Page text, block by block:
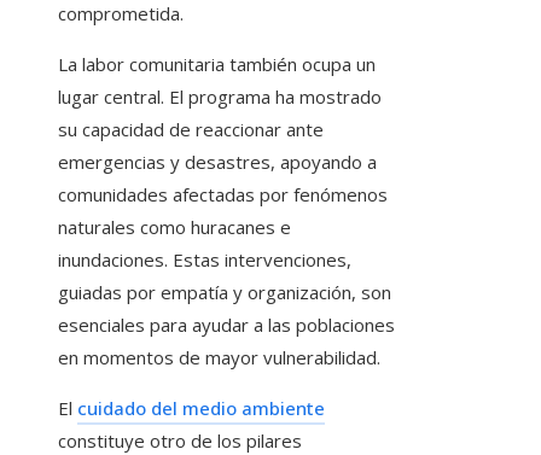
comprometida.
La labor comunitaria también ocupa un
lugar central. El programa ha mostrado
su capacidad de reaccionar ante
emergencias y desastres, apoyando a
comunidades afectadas por fenómenos
naturales como huracanes e
inundaciones. Estas intervenciones,
guiadas por empatía y organización, son
esenciales para ayudar a las poblaciones
en momentos de mayor vulnerabilidad.
El cuidado del medio ambiente
constituye otro de los pilares